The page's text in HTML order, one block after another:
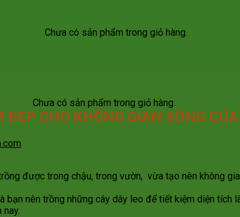
Chưa có sản phẩm trong giỏ hàng.
Chưa có sản phẩm trong giỏ hàng.
ĐẸP CHO KHÔNG GIAN SỐNG
được trong chậu, trong vườn, vừa tạo nên không
bạn nên trồng những cây dây leo để tiết kiệm diện